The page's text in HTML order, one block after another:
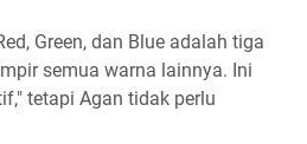
Green, dan Blue adalah tiga
semua warna lainnya. Ini
tetapi Agan tidak perlu